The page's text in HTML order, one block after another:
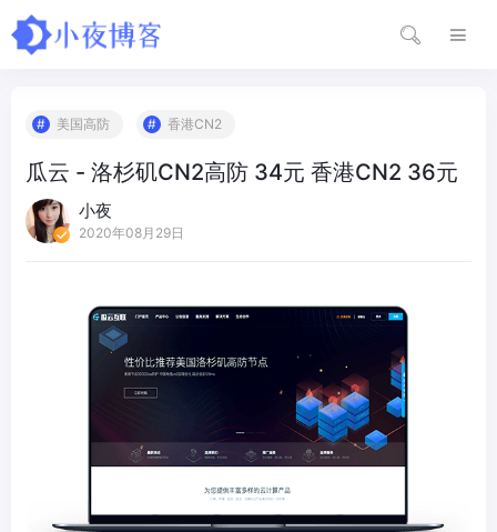
美国高防 香港CN2
瓜云 - 洛杉矶CN2高防 34元 香港CN2 36元
小夜
2020年08月29日